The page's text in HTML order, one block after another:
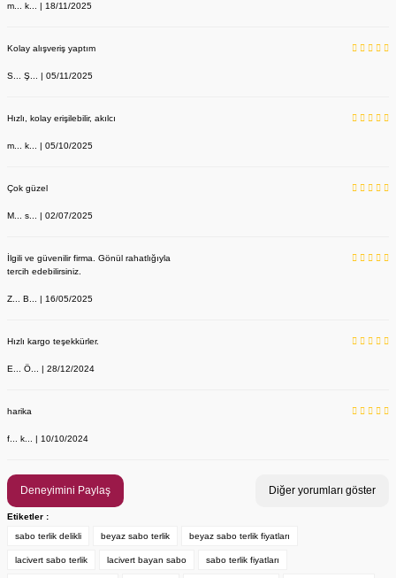
Labor Medikal Tekstil
m... k... | 18/11/2025
Kolay alışveriş yaptım
S... Ş... | 05/11/2025
Hızlı, kolay erişilebilir, akılcı
m... k... | 05/10/2025
Çok güzel
M... s... | 02/07/2025
İlgili ve güvenilir firma. Gönül rahatlığıyla
tercih edebilirsiniz.
Z... B... | 16/05/2025
Hızlı kargo teşekkürler.
E... Ö... | 28/12/2024
harika
f... k... | 10/10/2024
Deneyimini Paylaş Diğer yorumları göster
Etiketler :
sabo terlik delikli
beyaz sabo terlik beyaz sabo terlik fiyatları
lacivert sabo terlik lacivert bayan sabo sabo terlik fiyatları